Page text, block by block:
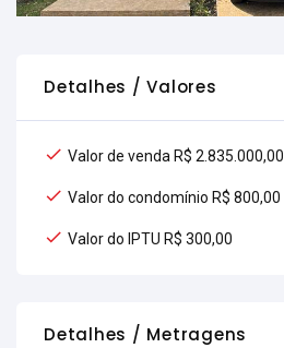
Detalhes / Valores
Valor de venda R$ 2.835.000,00
Valor do condomínio R$ 800,00
Valor do IPTU R$ 300,00
Detalhes / Metragens